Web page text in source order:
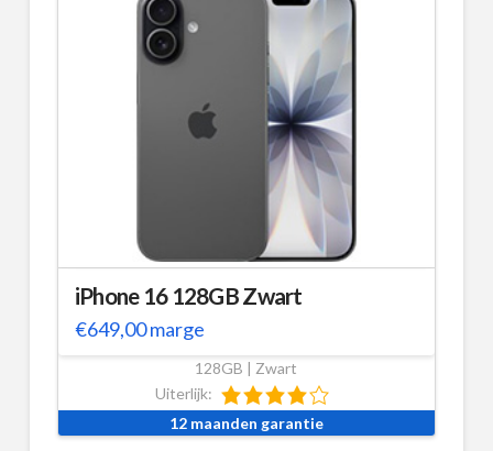
iPhone 16 128GB Zwart
€649,00marge
128GB | Zwart
Uiterlijk:
12 maanden garantie